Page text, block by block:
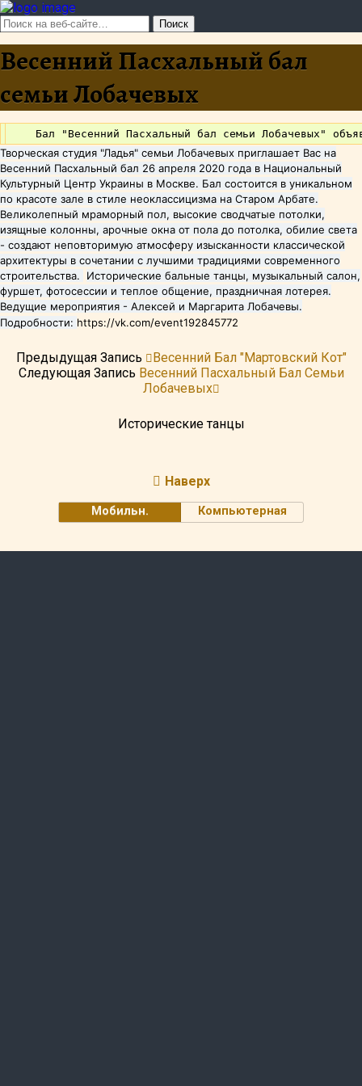
Весенний Пасхальный бал
семьи Лобачевых
Творческая студия "Ладья" семьи Лобачевых приглашает Вас на
Весенний Пасхальный бал 26 апреля 2020 года в Национальный
Культурный Центр Украины в Москве. Бал состоится в уникальном
по красоте зале в стиле неоклассицизма на Старом Арбате.
Великолепный мраморный пол, высокие сводчатые потолки,
изящные колонны, арочные окна от пола до потолка, обилие света
- создают неповторимую атмосферу изысканности классической
архитектуры в сочетании с лучшими традициями современного
строительства.
Исторические бальные танцы, музыкальный салон,
фуршет, фотосессии и теплое общение, праздничная лотерея.
Ведущие мероприятия - Алексей и Маргарита Лобачевы.
Подробности: https://vk.com/event192845772
Предыдущая Запись
Весенний Бал "Мартовский Кот"
Следующая Запись Весенний Пасхальный Бал Семьи
Лобачевых
Исторические танцы
Наверх
Мобильн. Компьютерная